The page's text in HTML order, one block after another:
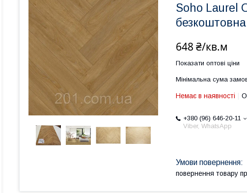
Soho Laurel
648 ₴/кв.м
Показати оптові ціни
Мінімальна сума
Немає в наявності
+380 (96) 646-20-11
Viber, WhatsApp
повернення товару